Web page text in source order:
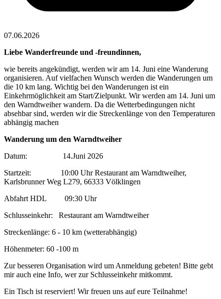
07.06.2026
Liebe Wanderfreunde und -freundinnen,
wie bereits angekündigt, werden wir am 14. Juni eine Wanderung
organisieren. Auf vielfachen Wunsch werden die Wanderungen um
die 10 km lang. Wichtig bei den Wanderungen ist ein
Einkehrmöglichkeit am Start/Zielpunkt. Wir werden am 14. Juni um
den Warndtweiher wandern. Da die Wetterbedingungen nicht
absehbar sind, werden wir die Streckenlänge von den Temperaturen
abhängig machen
Wanderung um den Warndtweiher
Datum: 14.Juni 2026
Startzeit: 10:00 Uhr Restaurant am Warndtweiher,
Karlsbrunner Weg L279, 66333 Völklingen
Abfahrt HDL 09:30 Uhr
Schlusseinkehr: Restaurant am Warndtweiher
Streckenlänge: 6 - 10 km (wetterabhängig)
Höhenmeter: 60 -100 m
Zur besseren Organisation wird um Anmeldung gebeten! Bitte gebt
mir auch eine Info, wer zur Schlusseinkehr mitkommt.
Ein Tisch ist reserviert! Wir freuen uns auf eure Teilnahme!